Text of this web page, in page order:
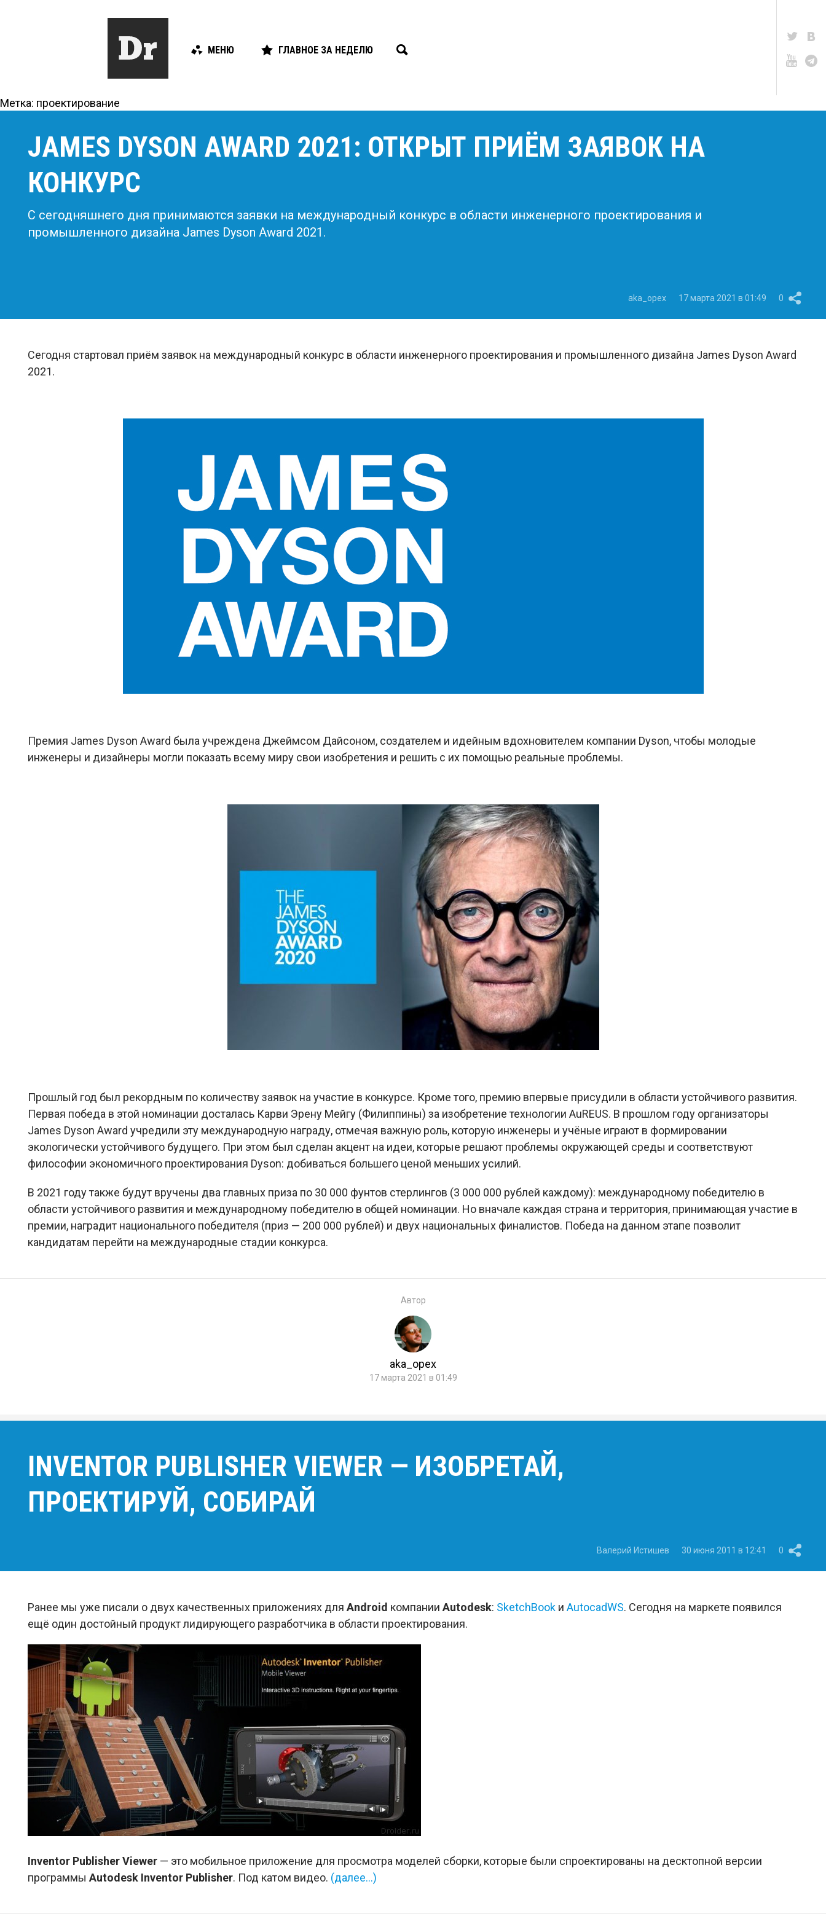
МЕНЮ ГЛАВНОЕ ЗА НЕДЕЛЮ
Метка: проектирование
JAMES DYSON AWARD 2021: ОТКРЫТ ПРИЁМ ЗАЯВОК НА
КОНКУРС
С сегодняшнего дня принимаются заявки на международный конкурс в области инженерного проектирования и
промышленного дизайна James Dyson Award 2021.
aka_opex 17 марта 2021 в 01:49 0
Сегодня стартовал приём заявок на международный конкурс в области инженерного проектирования и промышленного дизайна James Dyson Award
2021.
Премия James Dyson Award была учреждена Джеймсом Дайсоном, создателем и идейным вдохновителем компании Dyson, чтобы молодые
инженеры и дизайнеры могли показать всему миру свои изобретения и решить с их помощью реальные проблемы.
Прошлый год был рекордным по количеству заявок на участие в конкурсе. Кроме того, премию впервые присудили в области устойчивого развития.
Первая победа в этой номинации досталась Карви Эрену Мейгу (Филиппины) за изобретение технологии AuREUS. В прошлом году организаторы
James Dyson Award учредили эту международную награду, отмечая важную роль, которую инженеры и учёные играют в формировании
экологически устойчивого будущего. При этом был сделан акцент на идеи, которые решают проблемы окружающей среды и соответствуют
философии экономичного проектирования Dyson: добиваться большего ценой меньших усилий.
В 2021 году также будут вручены два главных приза по 30 000 фунтов стерлингов (3 000 000 рублей каждому): международному победителю в
области устойчивого развития и международному победителю в общей номинации. Но вначале каждая страна и территория, принимающая участие в
премии, наградит национального победителя (приз — 200 000 рублей) и двух национальных финалистов. Победа на данном этапе позволит
кандидатам перейти на международные стадии конкурса.
Автор
aka_opex
17 марта 2021 в 01:49
INVENTOR PUBLISHER VIEWER — ИЗОБРЕТАЙ,
ПРОЕКТИРУЙ, СОБИРАЙ
Валерий Истишев 30 июня 2011 в 12:41 0
Ранее мы уже писали о двух качественных приложениях для Android компании Autodesk: SketchBook и AutocadWS. Сегодня на маркете появился
ещё один достойный продукт лидирующего разработчика в области проектирования.
Inventor Publisher Viewer — это мобильное приложение для просмотра моделей сборки, которые были спроектированы на десктопной версии
программы Autodesk Inventor Publisher. Под катом видео. (далее…)